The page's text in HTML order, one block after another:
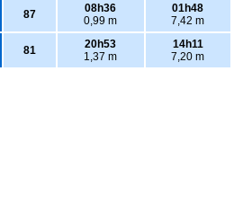
87
08h36
0,99 m
01h48
7,42 m
81
20h53
1,37 m
14h11
7,20 m